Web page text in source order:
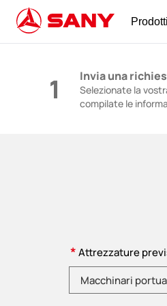
Prodotti
1 Invia una
Selezionate la
compilate le
*Attrezzature